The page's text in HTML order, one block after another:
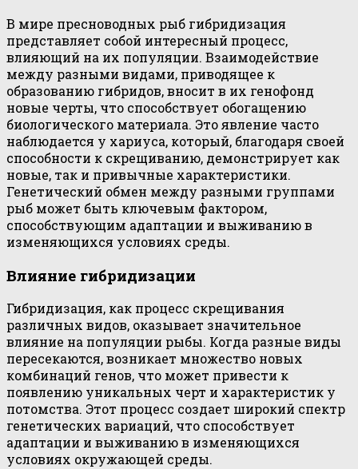
В мире пресноводных рыб гибридизация
представляет собой интересный процесс,
влияющий на их популяции. Взаимодействие
между разными видами, приводящее к
образованию гибридов, вносит в их генофонд
новые черты, что способствует обогащению
биологического материала. Это явление часто
наблюдается у хариуса, который, благодаря своей
способности к скрещиванию, демонстрирует как
новые, так и привычные характеристики.
Генетический обмен между разными группами
рыб может быть ключевым фактором,
способствующим адаптации и выживанию в
изменяющихся условиях среды.
Влияние гибридизации
Гибридизация, как процесс скрещивания
различных видов, оказывает значительное
влияние на популяции рыбы. Когда разные виды
пересекаются, возникает множество новых
комбинаций генов, что может привести к
появлению уникальных черт и характеристик у
потомства. Этот процесс создает широкий спектр
генетических вариаций, что способствует
адаптации и выживанию в изменяющихся
условиях окружающей среды.